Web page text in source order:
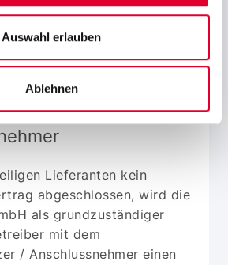
Auswahl erlauben
Ablehnenmit einem
oder einem
Lieferanten kein
abgeschlossen, wird die
als grundzuständiger
mit dem
/ Anschlussnehmer einen